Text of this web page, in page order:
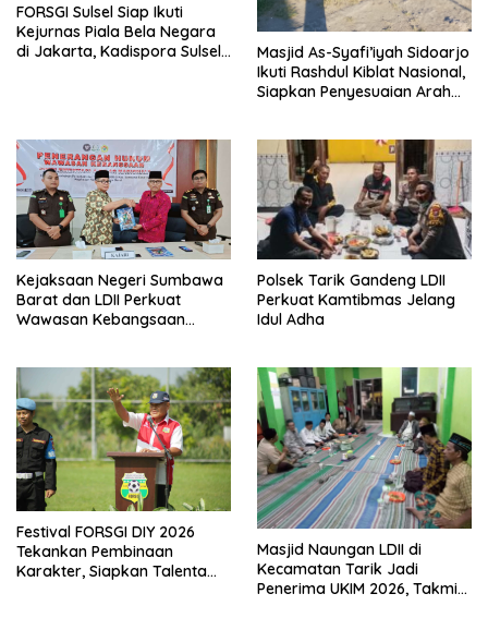
FORSGI Sulsel Siap Ikuti
Kejurnas Piala Bela Negara
di Jakarta, Kadispora Sulsel
Masjid As-Syafi’iyah Sidoarjo
Ikuti Rashdul Kiblat Nasional,
Siapkan Penyesuaian Arah
Kejaksaan Negeri Sumbawa
Barat dan LDII Perkuat
Wawasan Kebangsaan
Polsek Tarik Gandeng LDII
Perkuat Kamtibmas Jelang
Idul Adha
Festival FORSGI DIY 2026
Tekankan Pembinaan
Karakter, Siapkan Talenta
Masjid Naungan LDII di
Kecamatan Tarik Jadi
Penerima UKIM 2026, Takmir